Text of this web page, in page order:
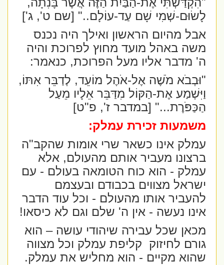
לָשׂוּם-שְׁמִי שָׁם עַד-עוֹלָם.." [שם ט', ג']
אבל מהיום הראשון ואילך היה נכנס
משה באהל מועד מחוץ לפרוכת והיה
ה' מדבר אליו מעל הפרוכת, כנאמר:
"וּבְבֹא מֹשֶׁה אֶל-אֹהֶל מוֹעֵד, לְדַבֵּר אִתּוֹ,
וַיִּשְׁמַע אֶת-הַקּוֹל מִדַּבֵּר אֵלָיו מֵעַל
הַכַּפֹּרֶת..." [במדבר ז', פ"ט]
משמעות זכירת עמלק:
עמלק אינו כשאר שרי אומות שהקב"ה
ברצונו מעביר אותם מהעולם, אלא
עמלק - הוא כוח הטומאה בעולם - עם
ישראל מצווים בכבודם ובעצמם
להעביר אותו מהעולם - וכל עוד הדבר
אינו נעשה - אין ה' שלם וגם לא כיסאו!
מכאן שכל עבירה שיהודי עושה – הוא
גורם לחיזוק
קליפת עמלק וכל מצווה
שהוא מקיים - הוא מחליש את עמלק.